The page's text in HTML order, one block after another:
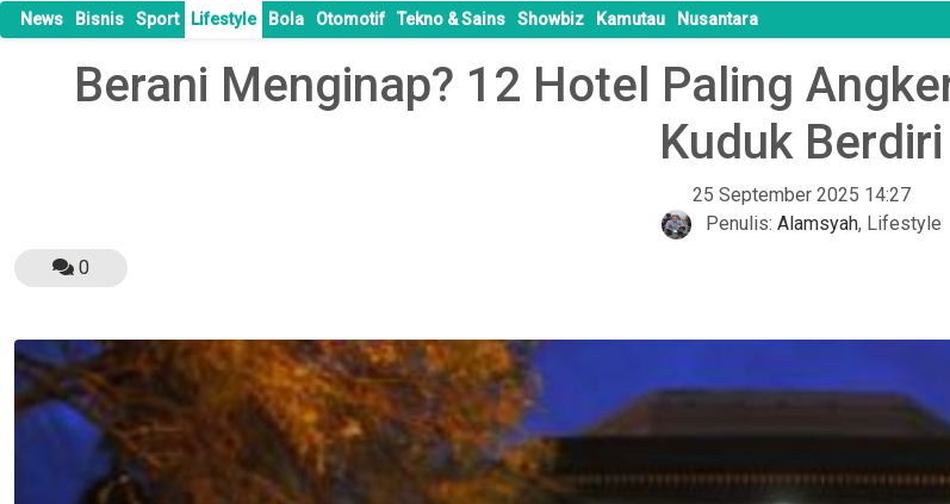
News Bisnis Sport Lifestyle Bola Otomotif Tekno & Sains Showbiz Kamutau Nusantara
Berani Menginap? 12 Hotel Paling
Kuduk Berdiri
25 September 2025 14:27
Penulis: Alamsyah, Lifestyle
0